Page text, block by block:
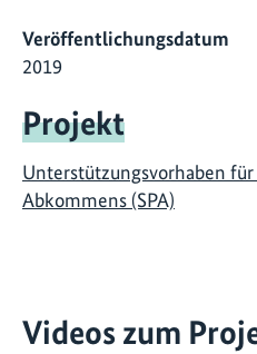
Veröffentlichungsdatum
2019
Projekt
Unterstützungsvorhaben
Abkommens (SPA)
Videos zum